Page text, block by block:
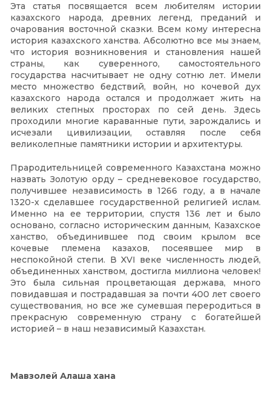
Эта статья посвящается всем любителям истории
казахского народа, древних легенд, преданий и
очарования восточной сказки. Всем кому интересна
история казахского ханства. Абсолютно все мы знаем,
что история возникновения и становления нашей
страны, как суверенного, самостоятельного
государства насчитывает не одну сотню лет. Имели
место множество бедствий, войн, но кочевой дух
казахского народа остался и продолжает жить на
великих степных просторах по сей день. Здесь
проходили многие караванные пути, зарождались и
исчезали цивилизации, оставляя после себя
великолепные памятники истории и архитектуры.
Прародительницей современного Казахстана можно
назвать Золотую орду – средневековое государство,
получившее независимость в 1266 году, а в начале
1320-х сделавшее государственной религией ислам.
Именно на ее территории, спустя 136 лет и было
основано, согласно историческим данным, Казахское
ханство, объединившее под своим крылом все
кочевые племена казахов, посеявшее мир в
неспокойной степи. В XVI веке численность людей,
объединенных ханством, достигла миллиона человек!
Это была сильная процветающая держава, много
повидавшая и пострадавшая за почти 400 лет своего
существования, но все же сумевшая переродиться в
прекрасную современную страну с богатейшей
историей – в наш независимый Казахстан.
Мавзолей Алаша хана